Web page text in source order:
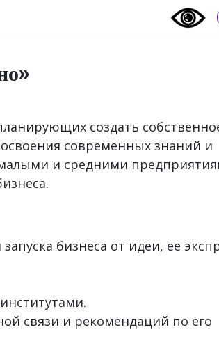
создать
современных знаний и
и средними
бизнеса от идеи, ее
связи и рекомендаций по его